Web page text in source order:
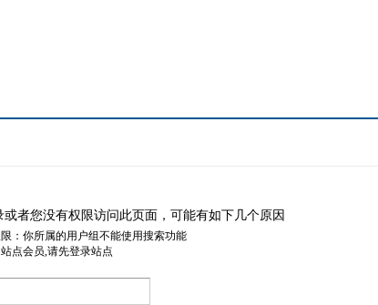
或者您没有权限访问此页面，可能有如下几个原因
：你所属的用户组不能使用搜索功能
点会员,请先登录站点